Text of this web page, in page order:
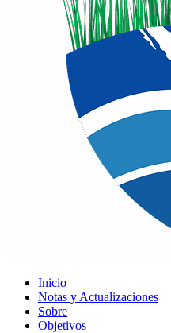
Inicio
Notas y Actualizaciones
Sobre
Objetivos